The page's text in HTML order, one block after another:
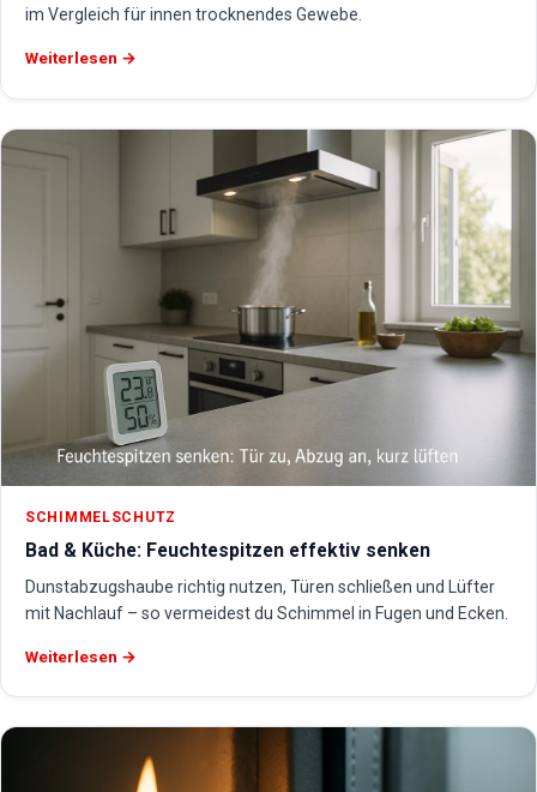
im Vergleich für innen trocknendes Gewebe.
Weiterlesen →
SCHIMMELSCHUTZ
Bad & Küche: Feuchtespitzen effektiv senken
Dunstabzugshaube richtig nutzen, Türen schließen und Lüfter
mit Nachlauf – so vermeidest du Schimmel in Fugen und Ecken.
Weiterlesen →